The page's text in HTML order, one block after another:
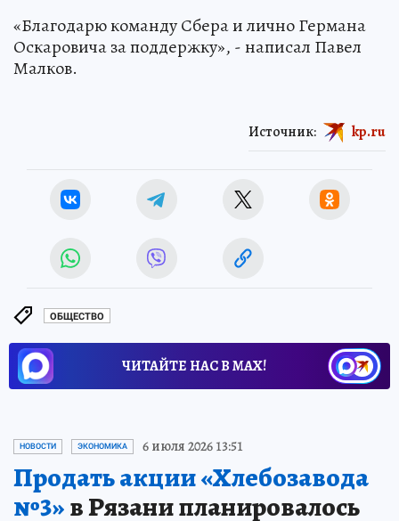
Над СССР военные натянули «сетку»для
пришельцев: как страна 13 лет тайно
искала и изучала инопланетных гостей
Малков.
Источник:
ОБЩЕСТВО